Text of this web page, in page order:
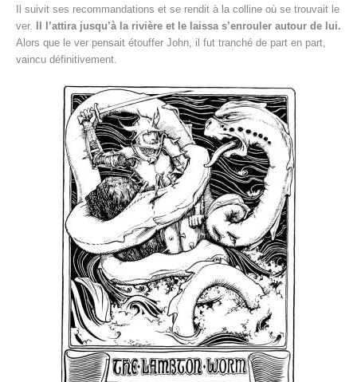
Il suivit ses recommandations et se rendit à la colline où se trouvait le
ver. Il l’attira jusqu’à la rivière et le laissa s’enrouler autour de lui.
Alors que le ver pensait étouffer John, il fut tranché de part en part,
vaincu définitivement.